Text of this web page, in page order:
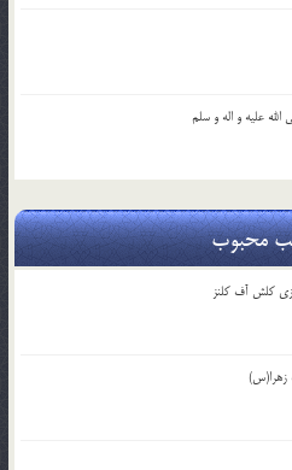
علیه و اله و سلم
محبوب
کلش آف کلنز
زهرا(س)